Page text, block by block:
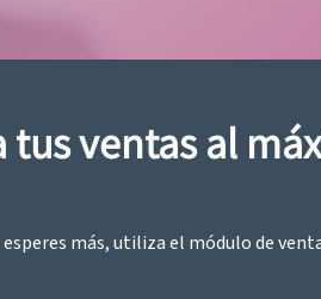
tus ventas al
esperes más, utiliza el módulo de